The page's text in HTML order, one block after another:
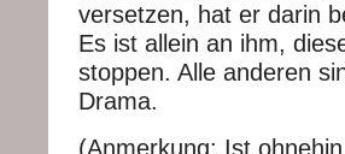
versetzen, hat er darin
Es ist allein an ihm,
stoppen. Alle anderen
Drama.
(Anmerkung: Ist